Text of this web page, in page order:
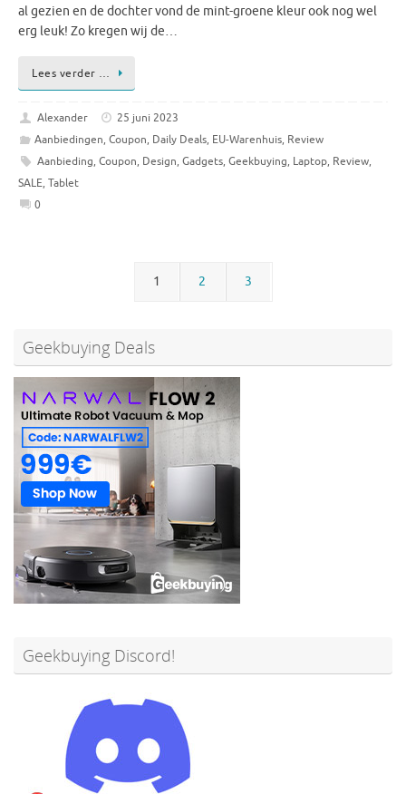
al gezien en de dochter vond de mint-groene kleur ook nog wel
erg leuk! Zo kregen wij de…
Lees verder …
Alexander
25 juni 2023
Aanbiedingen, Coupon, Daily Deals, EU-Warenhuis, Review
Aanbieding, Coupon, Design, Gadgets, Geekbuying, Laptop, Review,
SALE, Tablet
0
1 2 3
Geekbuying Deals
Geekbuying Discord!